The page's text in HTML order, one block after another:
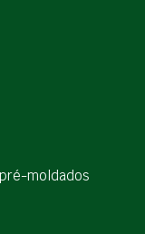
moldados